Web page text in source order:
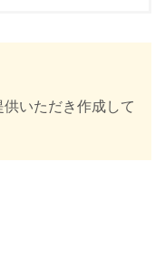
いただき作成して